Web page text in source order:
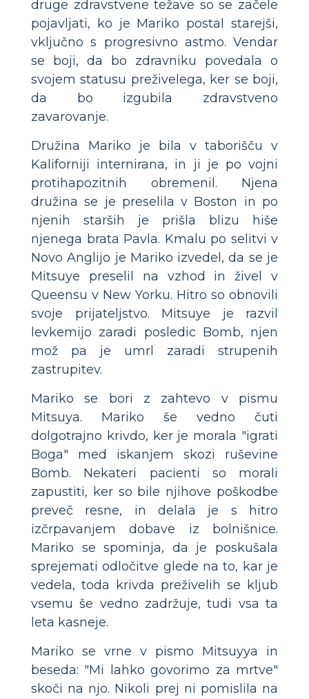
druge zdravstvene težave so se začele
pojavljati, ko je Mariko postal starejši,
vključno s progresivno astmo. Vendar
se boji, da bo zdravniku povedala o
svojem statusu preživelega, ker se boji,
da bo izgubila zdravstveno
zavarovanje.
Družina Mariko je bila v taborišču v
Kaliforniji internirana, in ji je po vojni
protihapozitnih obremenil. Njena
družina se je preselila v Boston in po
njenih starših je prišla blizu hiše
njenega brata Pavla. Kmalu po selitvi v
Novo Anglijo je Mariko izvedel, da se je
Mitsuye preselil na vzhod in živel v
Queensu v New Yorku. Hitro so obnovili
svoje prijateljstvo. Mitsuye je razvil
levkemijo zaradi posledic Bomb, njen
mož pa je umrl zaradi strupenih
zastrupitev.
Mariko se bori z zahtevo v pismu
Mitsuya. Mariko še vedno čuti
dolgotrajno krivdo, ker je morala "igrati
Boga" med iskanjem skozi ruševine
Bomb. Nekateri pacienti so morali
zapustiti, ker so bile njihove poškodbe
preveč resne, in delala je s hitro
izčrpavanjem dobave iz bolnišnice.
Mariko se spominja, da je poskušala
sprejemati odločitve glede na to, kar je
vedela, toda krivda preživelih se kljub
vsemu še vedno zadržuje, tudi vsa ta
leta kasneje.
Mariko se vrne v pismo Mitsuyya in
beseda: "Mi lahko govorimo za mrtve"
skoči na njo. Nikoli prej ni pomislila na